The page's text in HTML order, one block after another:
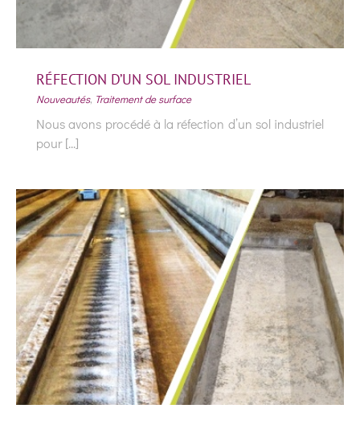
RÉFECTION D’UN SOL INDUSTRIEL
Nouveautés Traitement de surface
RÉFECTION D’UN SOL INDUSTRIEL
Nouveautés, Traitement de surface
Nous avons procédé à la réfection d’un sol industriel
pour [...]